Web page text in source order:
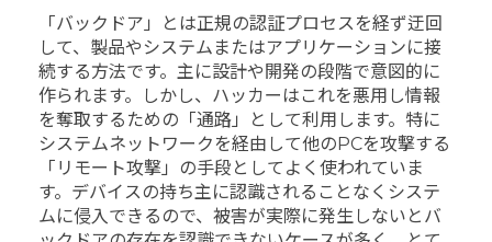
「バックドア」とは正規の認証プロセスを経ず迂回
して、製品やシステムまたはアプリケーションに接
続する方法です。主に設計や開発の段階で意図的に
作られます。しかし、ハッカーはこれを悪用し情報
を奪取するための「通路」として利用します。特に
システムネットワークを経由して他のPCを攻撃する
「リモート攻撃」の手段としてよく使われていま
す。デバイスの持ち主に認識されることなくシステ
ムに侵入できるので、被害が実際に発生しないとバ